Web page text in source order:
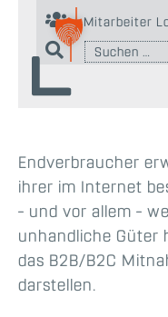
Endverbraucher
ihrer im Internet
– und vor allem –
unhandliche Güter
das B2B/B2C
darstellen.